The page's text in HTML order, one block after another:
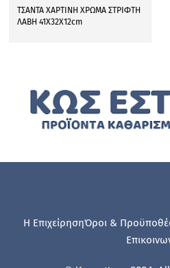
ΤΣΑΝΤΑ ΧΑΡΤΙΝΗ ΧΡΩΜΑ ΣΤΡΙΦΤΗ
ΛΑΒΗ 41Χ32Χ12cm
Η ΕπιχείρησηΌροι &